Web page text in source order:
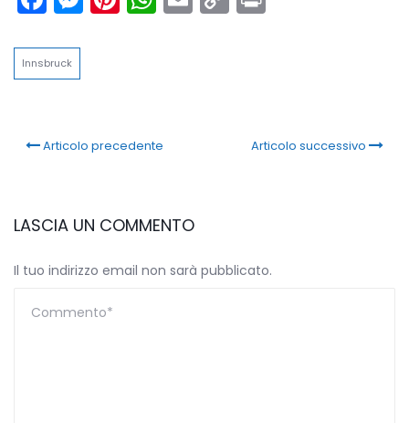
Link
Innsbruck
Articolo precedente Articolo successivo
LASCIA UN COMMENTO
Il tuo indirizzo email non sarà pubblicato.